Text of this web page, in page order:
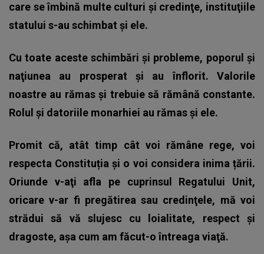
care se îmbină multe culturi şi credinţe, instituţiile
statului s-au schimbat şi ele.
Cu toate aceste schimbări şi probleme, poporul şi
naţiunea au prosperat şi au înflorit. Valorile
noastre au rămas şi trebuie să rămână constante.
Rolul şi datoriile monarhiei au rămas şi ele.
Promit că, atât timp cât voi rămâne rege, voi
respecta Constituția și o voi considera inima țării.
Oriunde v-aţi afla pe cuprinsul Regatului Unit,
oricare v-ar fi pregătirea sau credinţele, mă voi
strădui să vă slujesc cu loialitate, respect şi
dragoste, aşa cum am făcut-o întreaga viaţă.